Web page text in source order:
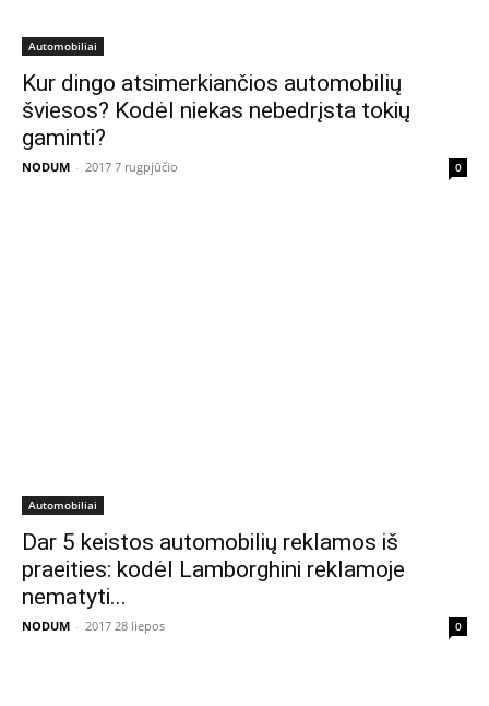
Automobiliai
Kur dingo atsimerkiančios automobilių
šviesos? Kodėl niekas nebedrįsta tokių
gaminti?
NODUM - 2017 7 rugpjūčio 0
Automobiliai
Dar 5 keistos automobilių reklamos iš
praeities: kodėl Lamborghini reklamoje
nematyti...
NODUM - 2017 28 liepos 0